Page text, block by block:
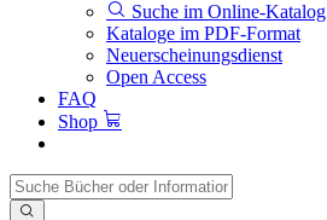
Suche im Online-Katalog
Kataloge im PDF-Format
Neuerscheinungsdienst
Open Access
FAQ
Shop